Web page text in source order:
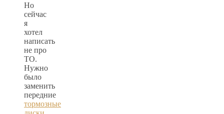
Но
сейчас
я
хотел
написать
не про
ТО.
Нужно
было
заменить
передние
тормозные